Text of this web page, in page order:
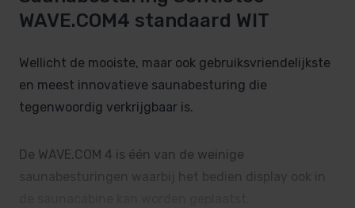
WAVE.COM4 standaard WIT
Wellicht de mooiste, maar ook gebruiksvriendelijkste
en meest innovatieve saunabesturing die
tegenwoordig verkrijgbaar is.
De WAVE.COM 4 is één van de weinige
saunabesturingen waarbij het bedien display ook in